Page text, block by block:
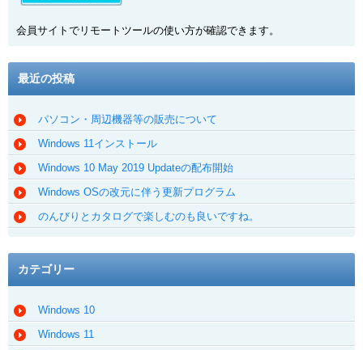
会員サイトでリモートツールの使い方が確認できます。
最近の投稿
パソコン・周辺機器等の販売について
Windows 11インストール
Windows 10 May 2019 Updateの配布開始
Windows OSの改元に伴う更新プログラム
のんびりとカタログで楽しむのも良いですね。
カテゴリー
Windows 10
Windows 11